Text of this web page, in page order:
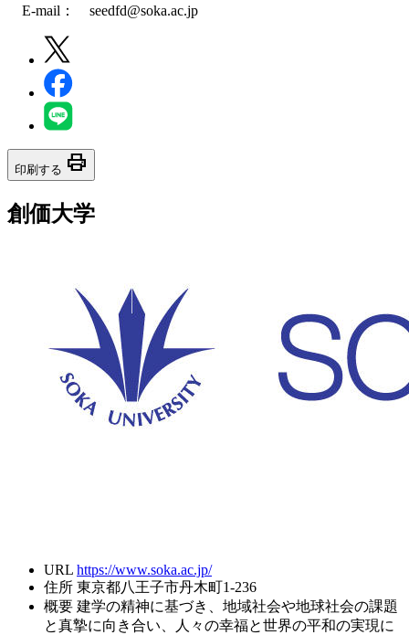
E-mail： seedfd@soka.ac.jp
印刷する print
創価大学
URL https://www.soka.ac.jp/
住所 東京都八王子市丹木町1-236
概要 建学の精神に基づき、地域社会や地球社会の課題
と真摯に向き合い、人々の幸福と世界の平和の実現に